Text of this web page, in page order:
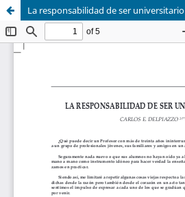
La responsabilidad de ser universitario